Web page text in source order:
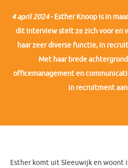
4 april 2024- Esther Knoop is in
dit interview stelt ze zich voor en
haar zeer diverse functie, in
Met haar brede
officemanagement en
in recruitment
Esther komt uit Sleeuwijk en woont